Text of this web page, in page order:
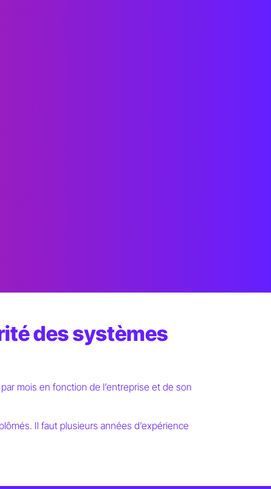
des systèmes
mois en fonction de l’entreprise et de son
Il faut plusieurs années d’expérience